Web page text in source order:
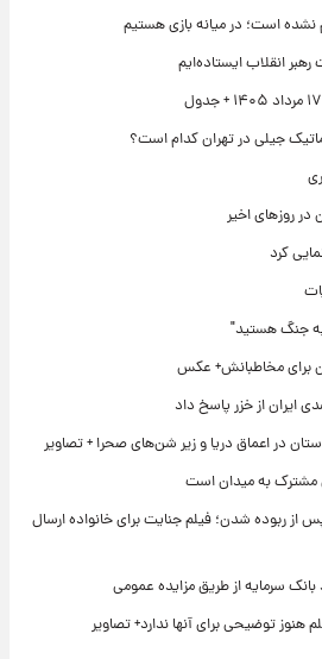
است؛ در میانه بازی هستیم
انقلاب ایستاده‌ایم
جیلی در تهران کدام است؟
روزهای اخیر
کرد
جنگ هستید"
برای مخاطبانش+ عکس
در اعماق دریا و زیر شن‌های صحرا + تصاویر
مشترک به میدان است
ربوده شدن؛ فیلم جنایت برای خانواده ارسال
بانک سرمایه از طریق مزایده عمومی